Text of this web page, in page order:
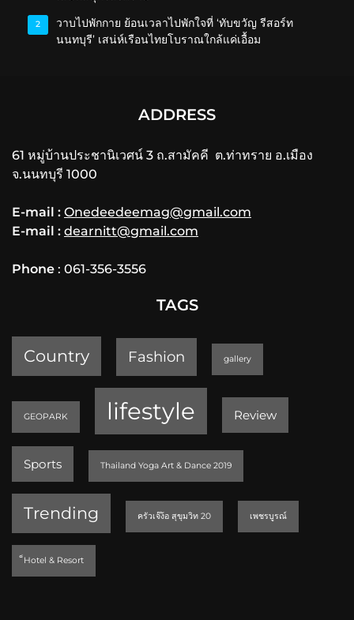
2
วาบไปพักกาย ย้อนเวลาไปพักใจที่ ‘ทับขวัญ รีสอร์ท
นนทบุรี’ เสน่ห์เรือนไทยโบราณใกล้แค่เอื้อม
ADDRESS
61 หมู่บ้านประชานิเวศน์ 3 ถ.สามัคคี ต.ท่าทราย อ.เมือง
จ.นนทบุรี 1000
E-mail : Onedeedeemag@gmail.com
E-mail : dearnitt@gmail.com
Phone : 061-356-3556
TAGS
Country Fashion gallery
GEOPARK lifestyle Review
Sports Thailand Yoga Art & Dance 2019
Trending ครัวเจ๊ง้อ สุขุมวิท 20 เพชรบูรณ์
็Hotel & Resort